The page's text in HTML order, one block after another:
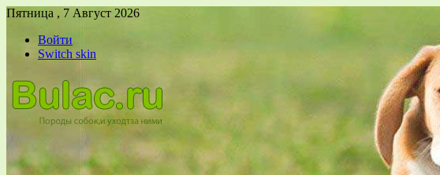
Пятница , 7 Август 2026
Войти
Switch skin